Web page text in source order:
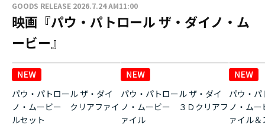
GOODS RELEASE 2026.7.24 AM11:00
映画『パウ・パトロール ザ・ダイノ・ム
ービー』
パウ・パトロール ザ・ダイ
ノ・ムービー クリアファイ
ルセット
パウ・パトロール ザ・ダイ
ノ・ムービー ３Ｄクリアフ
ァイル
パウ・パ
ノ・ム
ァイル